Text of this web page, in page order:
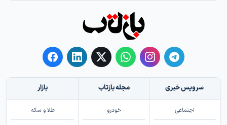
سرویس خبری
اجتماعی
مجله بازتاب
خودرو
بازار
طلا و سکه